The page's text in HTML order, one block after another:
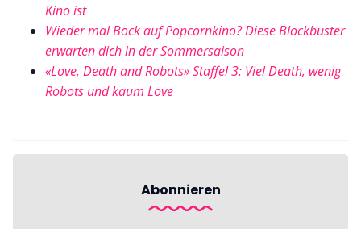
Kino ist
Wieder mal Bock auf Popcornkino? Diese Blockbuster
erwarten dich in der Sommersaison
«Love, Death and Robots» Staffel 3: Viel Death, wenig
Robots und kaum Love
Abonnieren